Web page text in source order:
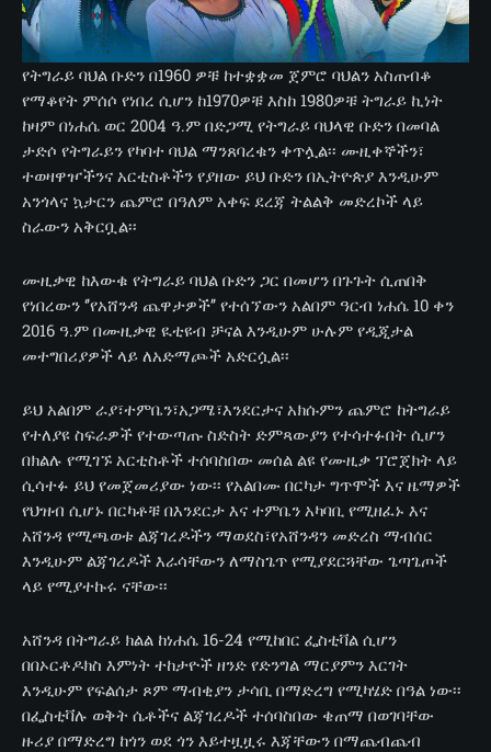
የትግራይ ባህል ቡድን በ1960 ዎቹ ከተቋቋመ ጀምሮ ባህልን አስጠብቆ
የማቆየት ምሰሶ የነበረ ሲሆን ከ1970ዎቹ እስከ 1980ዎቹ ትግራይ ኪነት
ከዛም በነሐሴ ወር 2004 ዓ.ም በድጋሚ የትግራይ ባህላዊ ቡድን በመባል
ታድሶ የትግራይን የካባተ ባህል ማንጸባረቁን ቀጥሏል፡፡ ሙዚቀኞችን፣
ተወዛዋዦችንና አርቲስቶችን የያዘው ይህ ቡድን በኢትዮጵያ እንዲሁም
አንጎላና ኳታርን ጨምሮ በዓለም አቀፍ ደረጃ ትልልቅ መድረኮች ላይ
ስራውን አቅርቧል፡፡
ሙዚቃዊ ከእውቁ የትግራይ ባህል ቡድን ጋር በመሆን በጉጉት ሲጠበቅ
የነበረውን ‘’የአሸንዳ ጨዋታዎች’’ የተሰኘውን አልበም ዓርብ ነሐሴ 10 ቀን
2016 ዓ.ም በሙዚቃዊ ዪቲዩብ ቻናል እንዲሁም ሁሉም የዲጂታል
መተግበሪያዎች ላይ ለአድማጮች አድርሷል፡፡
ይህ አልበም ራያ፣ተምቤን፣አጋሜ፣እንደርታና አክሱምን ጨምሮ ከትግራይ
የተለያዩ ስፍራዎች የተውጣጡ ስድስት ድምጻውያን የተሳተፉበት ሲሆን
በክልሉ የሚገኙ አርቲስቶች ተሰባስበው መሰል ልዩ የሙዚቃ ፕሮጀክት ላይ
ሲሳተፉ ይህ የመጀመሪያው ነው፡፡ የአልበሙ በርካታ ግጥሞች እና ዜማዎች
የህዝብ ሲሆኑ በርካቶቹ በእንደርታ እና ተምቤን አካባቢ የሚዘፈኑ እና
አሸንዳ የሚጫወቱ ልጃገረዶችን ማወደስ፣የአሸንዳን መድረስ ማብሰር
እንዲሁም ልጃገረዶች እራሳቸውን ለማስጌጥ የሚያደርጓቸው ጌጣጌጦች
ላይ የሚያተኩሩ ናቸው፡፡
አሸንዳ በትግራይ ክልል ከነሐሴ 16-24 የሚከበር ፌስቲቫል ሲሆን
በበኦርቶዶክስ እምነት ተከታዮች ዘንድ የድንግል ማርያምን እርገት
እንዲሁም የፍልሰታ ጾም ማብቂያን ታሳቢ በማድረግ የሚካሄድ በዓል ነው፡፡
በፌስቲቫሉ ወቅት ሴቶችና ልጃገረዶች ተሰባስበው ቄጠማ በወገባቸው
ዙሪያ በማድረግ ከጎን ወደ ጎን እይተዟዟሩ እጃቸውን በማጨብጨብ